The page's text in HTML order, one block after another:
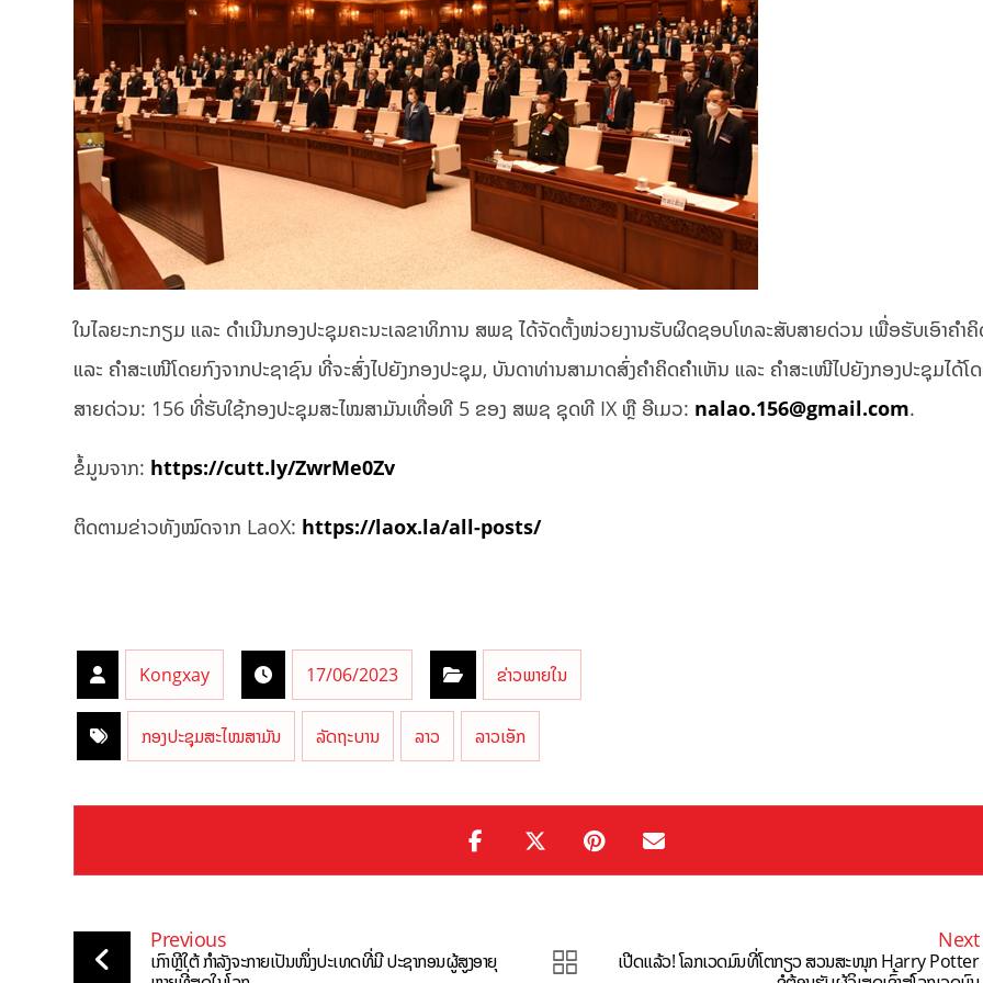
ໃນໄລຍະກະກຽມ ແລະ ດຳເນີນກອງປະຊຸມຄະນະເລຂາທິການ ສພຊ ໄດ້ຈັດຕັ້ງໜ່ວຍງານຮັບຜິດຊອບໂທລະສັບສາຍດ່ວນ ເພື່ອຮັບເອົາຄຳຄິ
ແລະ ຄຳສະເໜີໂດຍກົງຈາກປະຊາຊົນ ທີ່ຈະສົ່ງໄປຍັງກອງປະຊຸມ, ບັນດາທ່ານສາມາດສົ່ງຄຳຄິດຄຳເຫັນ ແລະ ຄຳສະເໜີໄປຍັງກອງປະຊຸມໄດ້ໂ
ສາຍດ່ວນ: 156 ທີ່ຮັບໃຊ້ກອງປະຊຸມສະໄໝສາມັນເທື່ອທີ 5 ຂອງ ສພຊ ຊຸດທີ IX ຫຼື ອີເມວ: nalao.156@gmail.com.
ຂໍ້ມູນຈາກ: https://cutt.ly/ZwrMe0Zv
ຕິດຕາມຂ່າວທັງໝົດຈາກ LaoX: https://laox.la/all-posts/
Kongxay 17/06/2023 ຂ່າວພາຍໃນ
ກອງປະຊຸມສະໄໝສາມັນ ລັດຖະບານ ລາວ ລາວເອັກ
Previous
ເກົາຫຼີໃຕ້ ກຳລັງຈະກາຍເປັນໜຶ່ງປະເທດທີ່ມີ ປະຊາກອນຜູ້ສູງອາຍຸ
Next
ເປີດແລ້ວ! ໂລກເວດມົນທີ່ໂຕກຽວ ສວນສະໜຸກ Harry Potter